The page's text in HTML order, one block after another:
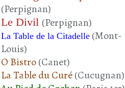
(Perpignan)
Le Divil (Perpignan)
La Table de la Citadelle (Mont-
Louis)
O Bistro(Canet)
La Table du Curé(Cucugnan)